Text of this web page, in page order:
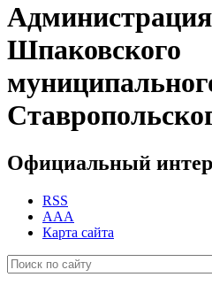
Администрация
Шпаковского
Официальный
RSS
AAA
Карта сайта